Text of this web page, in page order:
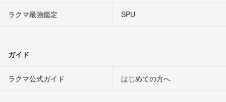
ラクマ最強鑑定
SPU
ガイド
ラクマ公式ガイド はじめての方へ